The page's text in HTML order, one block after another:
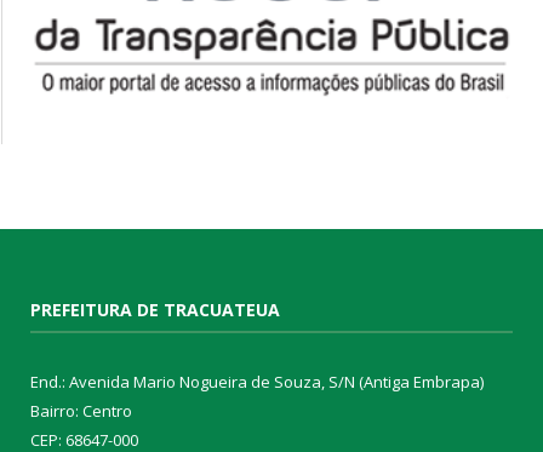
PREFEITURA DE TRACUATEUA
End.: Avenida Mario Nogueira de Souza, S/N (Antiga Embrapa)
Bairro: Centro
CEP: 68647-000